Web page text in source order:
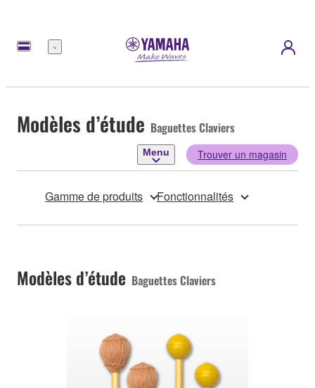
Menu
Modèles d’étude Baguettes Claviers
Menu Trouver un magasin
Gamme de produits Fonctionnalités
Modèles d’étude Baguettes Claviers